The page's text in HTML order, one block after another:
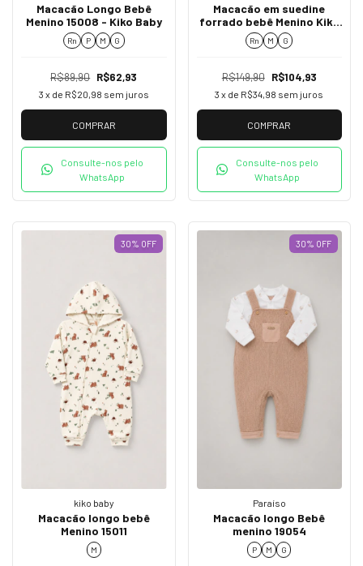
Macacão Longo Bebê
Menino 15008 - Kiko Baby
Rn P M G
R$89,90 R$62,93
3 x de R$20,98 sem juros
COMPRAR
Consulte-nos pelo
WhatsApp
Macacão em suedine
forrado bebê Menino Kiko
Baby 15011
Rn M G
R$149,90 R$104,93
3 x de R$34,98 sem juros
COMPRAR
Consulte-nos pelo
WhatsApp
30% OFF
kiko baby
Macacão longo bebê
Menino 15011
M
30% OFF
Paraíso
Macacão longo Bebê
menino 19054
P M G